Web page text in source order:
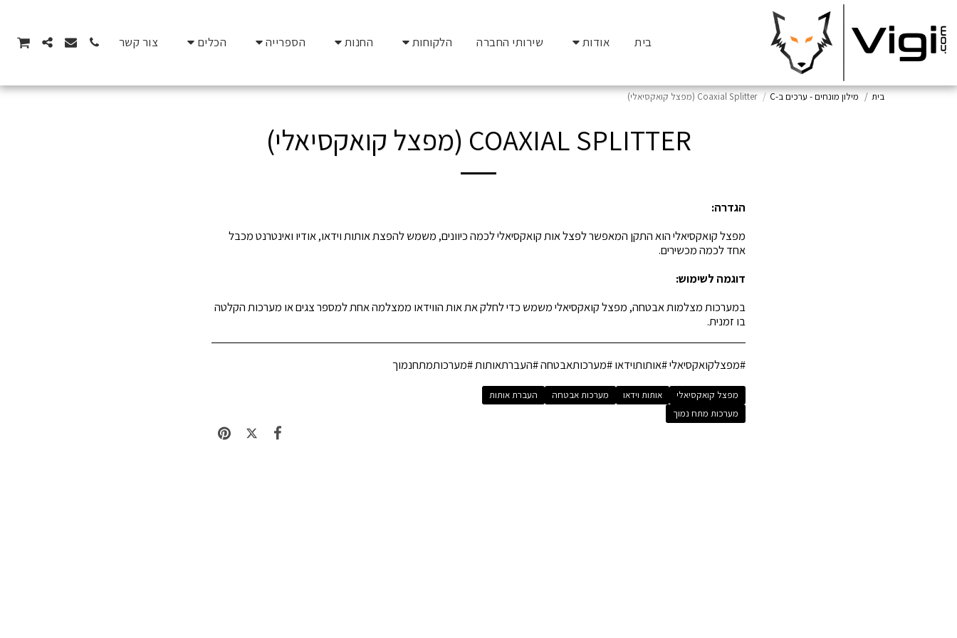
בית אודות שירותי החברה הלקוחות החנות הספרייה הכלים צור קשר
בית מילון מונחים - ערכים ב-C Coaxial Splitter (מפצל קואקסיאלי)
COAXIAL SPLITTER (מפצל קואקסיאלי)
הגדרה:
מפצל קואקסיאלי הוא התקן המאפשר לפצל אות קואקסיאלי לכמה כיוונים, משמש להפצת אותות וידאו, אודיו ואינטרנט מכבל
אחד לכמה מכשירים.
דוגמה לשימוש:
במערכות מצלמות אבטחה, מפצל קואקסיאלי משמש כדי לחלק את אות הווידאו ממצלמה אחת למספר צגים או מערכות הקלטה
בו זמנית.
#מפצלקואקסיאלי #אותותוידאו #מערכותאבטחה #העברתאותות #מערכותמתחנמוך
מפצל קואקסיאלי אותות וידאו מערכות אבטחה
העברת אותות
מערכות מתח נמוך